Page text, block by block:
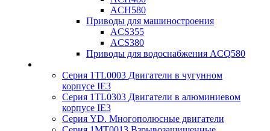
ACH580
Приводы для машиностроения
ACS355
ACS380
Приводы для водоснабжения ACQ580
Серия 1TL0003 Двигатели в чугунном
корпусе IE3
Серия 1TL0303 Двигатели в алюминиевом
корпусе IE3
Серия YD. Многополюсные двигатели